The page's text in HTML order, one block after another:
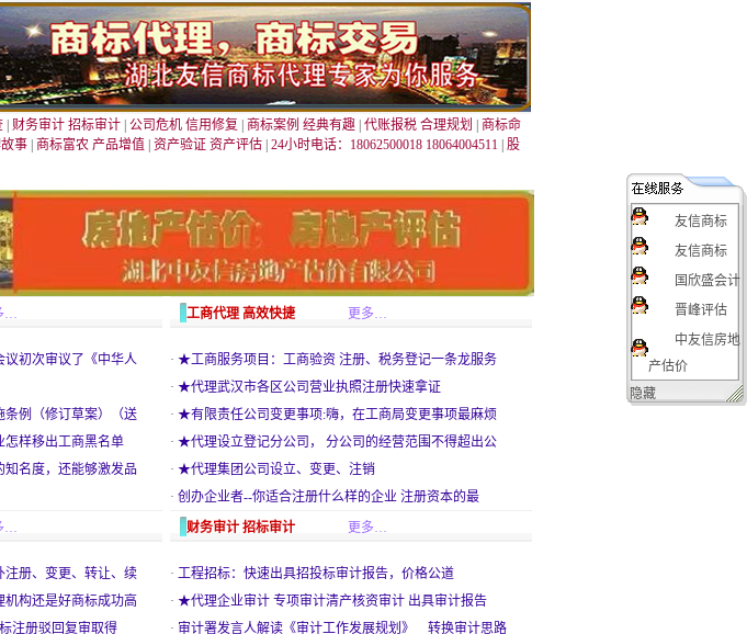
友信商标
友信商标
国欣盛会计
晋峰评估
中友信房地
产估价
隐藏
财务审计 招标审计 公司危机 信用修复 商标案例 经典有趣 代账报税 合理规划
商标命
事 商标富农 产品增值 资产验证 资产评估 24小时电话：18062500018 18064004511 股
…
初次审议了《中华人
例（修订草案）（送
怎样移出工商黑名单
名度，还能够激发品
工商代理 高效快捷 更多…
· ★工商服务项目：工商验资 注册、税务登记一条龙服务
· ★代理武汉市各区公司营业执照注册快速拿证
· ★有限责任公司变更事项:嗨，在工商局变更事项最麻烦
· ★代理设立登记分公司， 分公司的经营范围不得超出公
· ★代理集团公司设立、变更、注销
· 创办企业者--你适合注册什么样的企业 注册资本的最
…
册、变更、转让、续
构还是好商标成功高
注册驳回复审取得
财务审计 招标审计 更多…
· 工程招标：快速出具招投标审计报告，价格公道
· ★代理企业审计 专项审计清产核资审计 出具审计报告
· 审计署发言人解读《审计工作发展规划》 转换审计思路